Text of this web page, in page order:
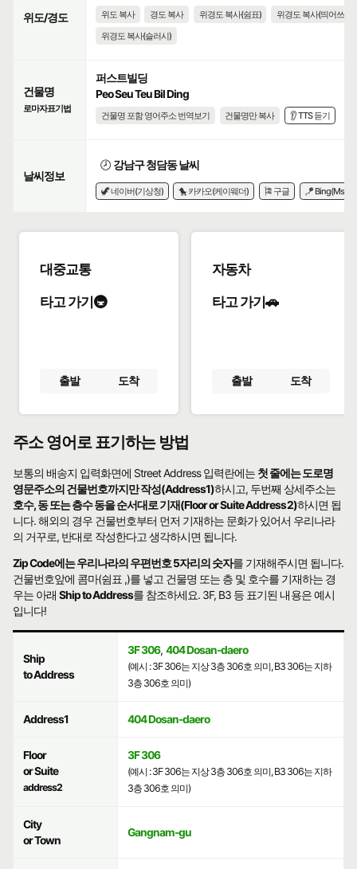
위도/경도 위도 복사 경도 복사 위경도 복사(쉼표)
위경도 복사(띄어쓰기)
위경도 복사(슬러시)
건물명
로마자표기법
퍼스트빌딩
Peo Seu Teu Bil Ding
건물명 포함 영어주소 번역보기 건물명만 복사 👂 TTS 듣기
날씨정보
🕗 강남구 청담동 날씨
🦖 네이버(기상청) 🐤 카카오(케이웨더) 🎏 구글 🪁 Bing(Msn)
대중교통
타고 가기🚇
출발 도착
자동차
타고 가기🚗
출발 도착
주소 영어로 표기하는 방법
보통의 배송지 입력화면에 Street Address 입력란에는 첫 줄에는 도로명
영문주소의 건물번호까지만 작성(Address1)하시고, 두번째 상세주소는
호수, 동 또는 층수 동을 순서대로 기재(Floor or Suite Address2)하시면 됩
니다. 해외의 경우 건물번호부터 먼저 기재하는 문화가 있어서 우리나라
의 거꾸로, 반대로 작성한다고 생각하시면 됩니다.
Zip Code에는 우리나라의 우편번호 5자리의 숫자를 기재해주시면 됩니다.
건물번호앞에 콤마(쉼표 ,)를 넣고 건물명 또는 층 및 호수를 기재하는 경
우는 아래Ship to Address를 참조하세요. 3F, B3 등 표기된 내용은 예시
입니다!
Ship
to Address
3F 306, 404 Dosan-daero
(예시 : 3F 306는 지상 3층 306호 의미, B3 306는 지하
3층 306호 의미)
Address1 404 Dosan-daero
Floor
or Suite
address2
3F 306
(예시 : 3F 306는 지상 3층 306호 의미, B3 306는 지하
3층 306호 의미)
City
or Town
Gangnam-gu